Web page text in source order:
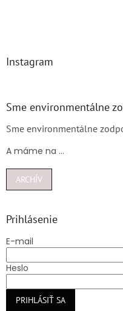
Instagram
Sme environmentálne
Sme environmentálne
A máme na ...
ARCHÍV
Prihlásenie
E-mail
Heslo
PRIHLÁSIŤ SA